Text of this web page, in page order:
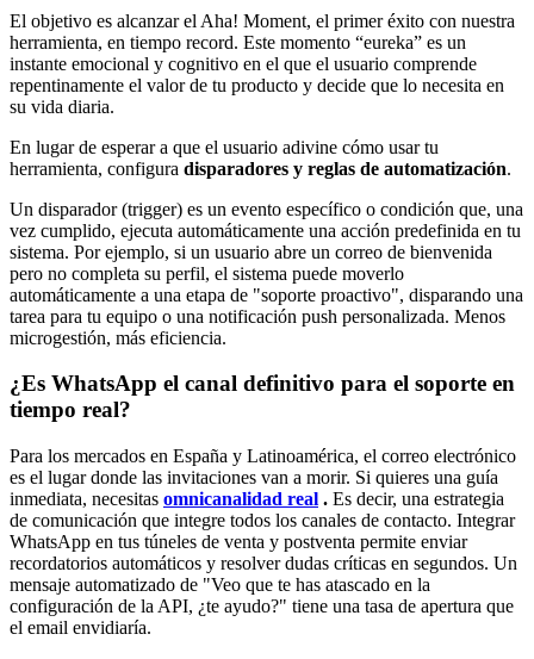
El objetivo es alcanzar el Aha! Moment, el primer éxito con nuestra
herramienta, en tiempo record. Este momento “eureka” es un
instante emocional y cognitivo en el que el usuario comprende
repentinamente el valor de tu producto y decide que lo necesita en
su vida diaria.
En lugar de esperar a que el usuario adivine cómo usar tu
herramienta, configura disparadores y reglas de automatización.
Un disparador (trigger) es un evento específico o condición que, una
vez cumplido, ejecuta automáticamente una acción predefinida en tu
sistema. Por ejemplo, si un usuario abre un correo de bienvenida
pero no completa su perfil, el sistema puede moverlo
automáticamente a una etapa de "soporte proactivo", disparando una
tarea para tu equipo o una notificación push personalizada. Menos
microgestión, más eficiencia.
¿Es WhatsApp el canal definitivo para el soporte en
tiempo real?
Para los mercados en España y Latinoamérica, el correo electrónico
es el lugar donde las invitaciones van a morir. Si quieres una guía
inmediata, necesitas omnicanalidad real . Es decir, una estrategia
de comunicación que integre todos los canales de contacto. Integrar
WhatsApp en tus túneles de venta y postventa permite enviar
recordatorios automáticos y resolver dudas críticas en segundos. Un
mensaje automatizado de "Veo que te has atascado en la
configuración de la API, ¿te ayudo?" tiene una tasa de apertura que
el email envidiaría.